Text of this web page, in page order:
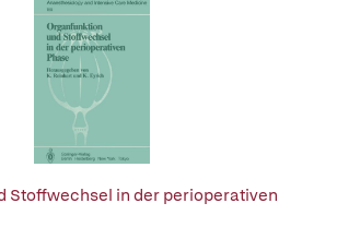
Stoffwechsel in der perioperativen